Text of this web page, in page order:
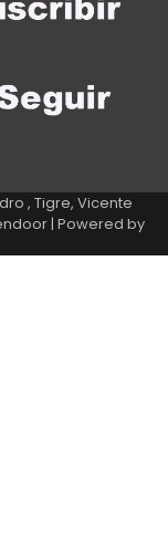
, Tigre, Vicente
| Powered by